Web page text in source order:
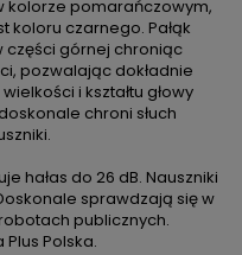
kolorze pomarańczowym,
koloru czarnego. Pałąk
części górnej chroniąc
pozwalając dokładnie
i kształtu głowy
chroni słuch
hałas do 26 dB. Nauszniki
sprawdzają się w
publicznych.
Polska.